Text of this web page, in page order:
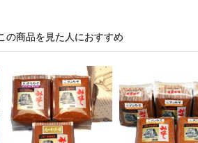
の商品を見た人におすすめ